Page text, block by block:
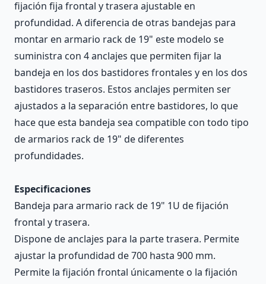
fijación fija frontal y trasera ajustable en
profundidad. A diferencia de otras bandejas para
montar en armario rack de 19" este modelo se
suministra con 4 anclajes que permiten fijar la
bandeja en los dos bastidores frontales y en los dos
bastidores traseros. Estos anclajes permiten ser
ajustados a la separación entre bastidores, lo que
hace que esta bandeja sea compatible con todo tipo
de armarios rack de 19" de diferentes
profundidades.
Especificaciones
Bandeja para armario rack de 19" 1U de fijación
frontal y trasera.
Dispone de anclajes para la parte trasera. Permite
ajustar la profundidad de 700 hasta 900 mm.
Permite la fijación frontal únicamente o la fijación